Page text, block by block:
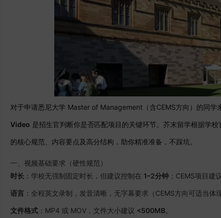
对于申请悉尼大学 Master of Management（含CEMS方向）的同学
Video 是招生官判断你是否匹配项目的关键环节。芥末留学根据学
的核心规范、内容要点及高分结构，助你精准准备，不踩坑。
一、视频基础要求（硬性规范）
时长 ：学校无强制固定时长，但建议控制在 1–2分钟 ；CEMS项目建
语言 ：全程英文录制，发音清晰，无字幕要求（CEMS方向可适当体
文件格式 ：MP4 或 MOV，文件大小建议 <500MB。